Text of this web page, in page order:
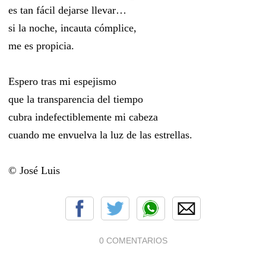
es tan fácil dejarse llevar…
si la noche, incauta cómplice,
me es propicia.
Espero tras mi espejismo
que la transparencia del tiempo
cubra indefectiblemente mi cabeza
cuando me envuelva la luz de las estrellas.
© José Luis
0 COMENTARIOS